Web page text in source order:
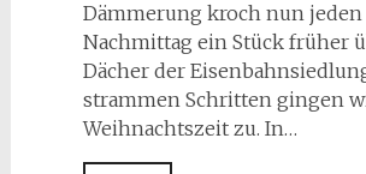
Dämmerung kroch nun jeden
Nachmittag ein Stück früher
Dächer der
strammen Schritten gingen
Weihnachtszeit zu. In…